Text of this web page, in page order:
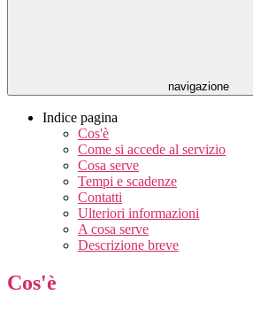
navigazione
Indice pagina
Cos'è
Come si accede al servizio
Cosa serve
Tempi e scadenze
Contatti
Ulteriori informazioni
A cosa serve
Descrizione breve
Cos'è